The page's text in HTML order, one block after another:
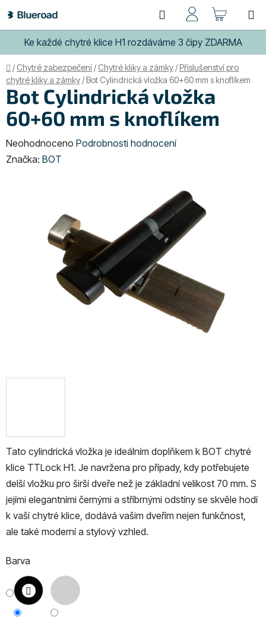
na
obsah
Ke každé chytré klice H1 rozdáváme 3 čipy ZDARMA
Hledat
KOŠÍK
Domů
/ Chytré zabezpečení / Chytré kliky a zámky /Příslušenství pro
chytré kliky a zámky /Bot Cylindrická vložka 60+60 mm s knoflíkem
Tato cylindrická vložka je ideálním doplňkem k BOT chytré
klice TTLock H1. Je navržena pro případy, kdy potřebujete
delší vložku pro širší dveře než je základní velikost 70 mm. S
jejími elegantními černými a stříbrnými odstíny se skvěle hodí
k vaší chytré klice, dodává vašim dveřím nejen funkčnost,
ale také moderní a stylový vzhled.
Barva
Bot Cylindrická vložka
60+60 mm s knoflíkem
Průměrné
hodnocení
Neohodnoceno Podrobnosti hodnocení
Značka: BOT